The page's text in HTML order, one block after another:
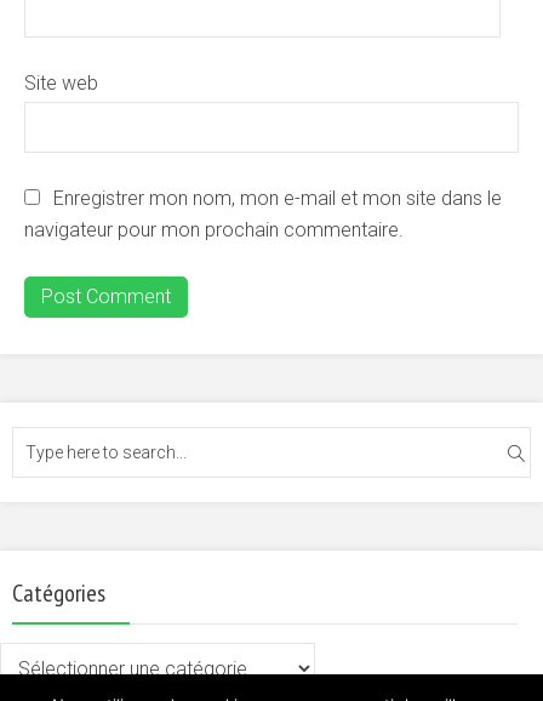
Site web
Enregistrer mon nom, mon e-mail et mon site dans le
navigateur pour mon prochain commentaire.
Catégories